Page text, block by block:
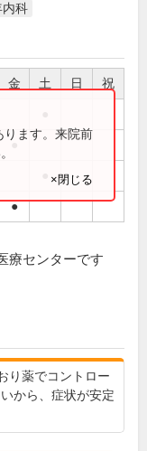
内科
金 土 日 祝
●
●
ります。来院前
×閉じる
療センターです
り薬でコントロー
から、症状が安定